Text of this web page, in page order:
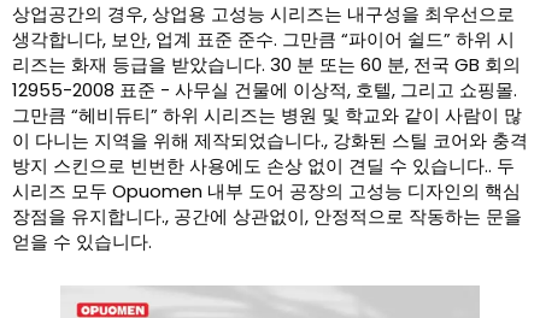
상업공간의 경우, 상업용 고성능 시리즈는 내구성을 최우선으로
생각합니다, 보안, 업계 표준 준수. 그만큼 “파이어 쉴드” 하위 시
리즈는 화재 등급을 받았습니다. 30 분 또는 60 분, 전국 GB 회의
12955-2008 표준 - 사무실 건물에 이상적, 호텔, 그리고 쇼핑몰.
그만큼 “헤비듀티” 하위 시리즈는 병원 및 학교와 같이 사람이 많
이 다니는 지역을 위해 제작되었습니다., 강화된 스틸 코어와 충격
방지 스킨으로 빈번한 사용에도 손상 없이 견딜 수 있습니다.. 두
시리즈 모두 Opuomen 내부 도어 공장의 고성능 디자인의 핵심
장점을 유지합니다., 공간에 상관없이, 안정적으로 작동하는 문을
얻을 수 있습니다.